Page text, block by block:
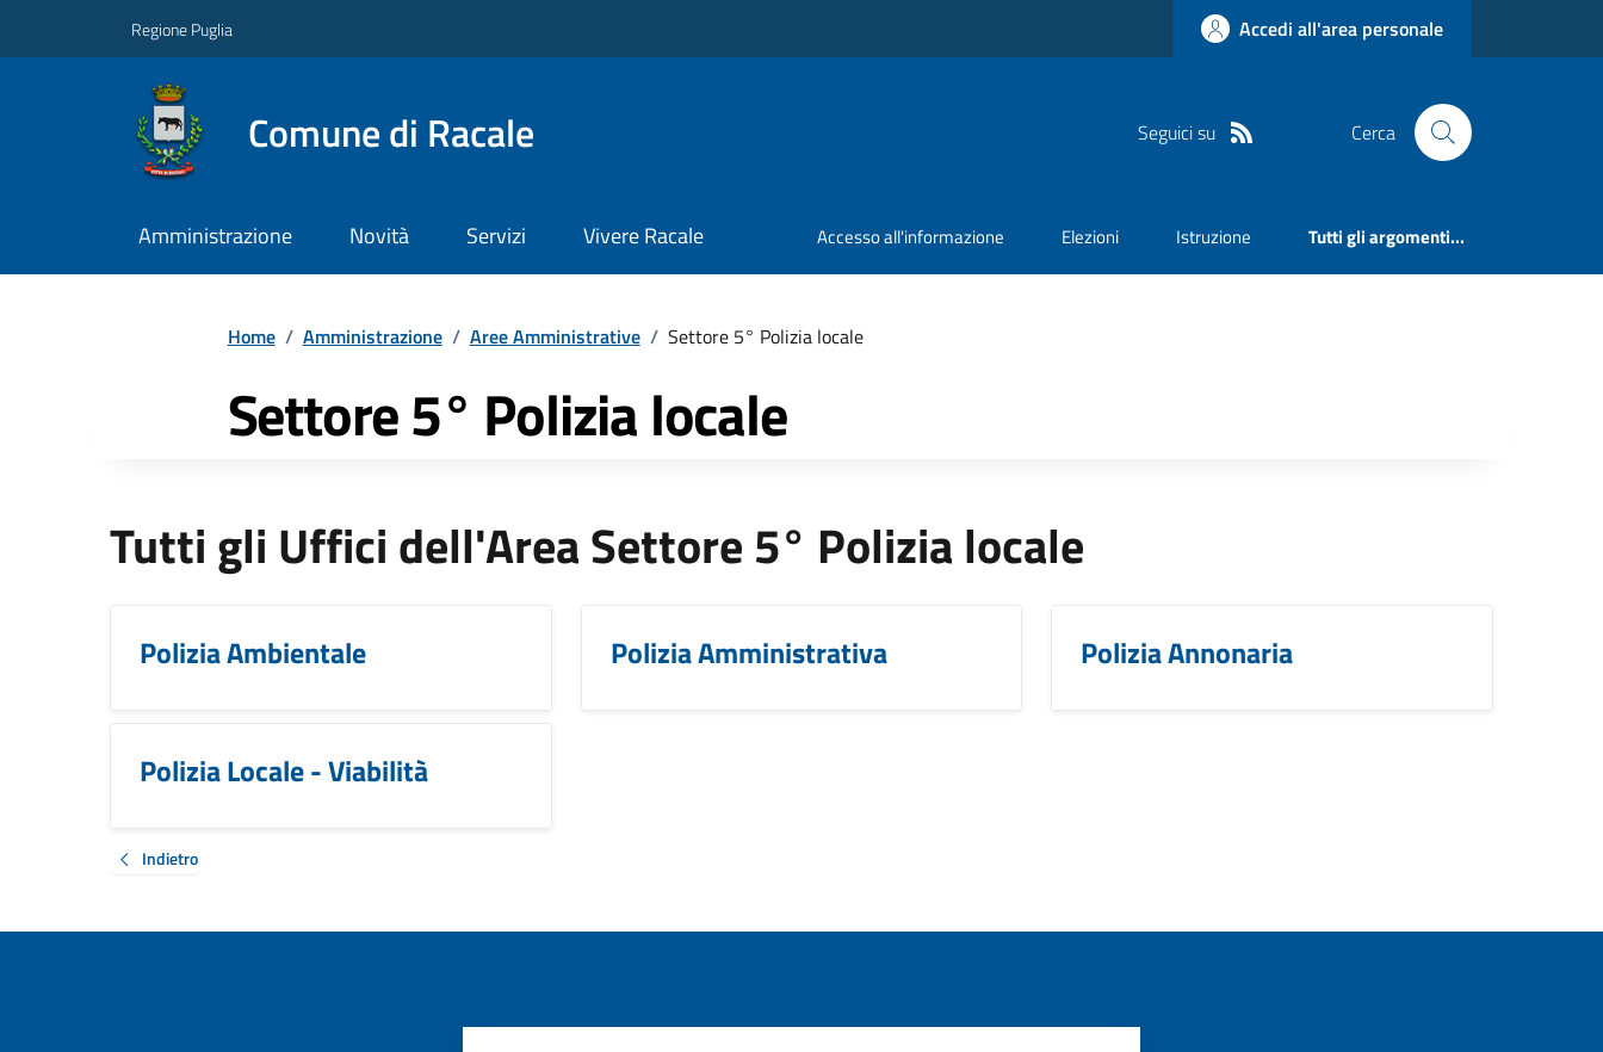
Regione Puglia Accedi all'area personale
Comune di Racale Seguici su Cerca
Amministrazione Novità Servizi Vivere Racale Accesso all'informazione Elezioni Istruzione Tutti gli argomenti...
Home / Amministrazione / Aree Amministrative / Settore 5° Polizia locale
Settore 5° Polizia locale
Tutti gli Uffici dell'Area Settore 5° Polizia locale
Polizia Ambientale Polizia Amministrativa Polizia Annonaria
Polizia Locale - Viabilità
Indietro